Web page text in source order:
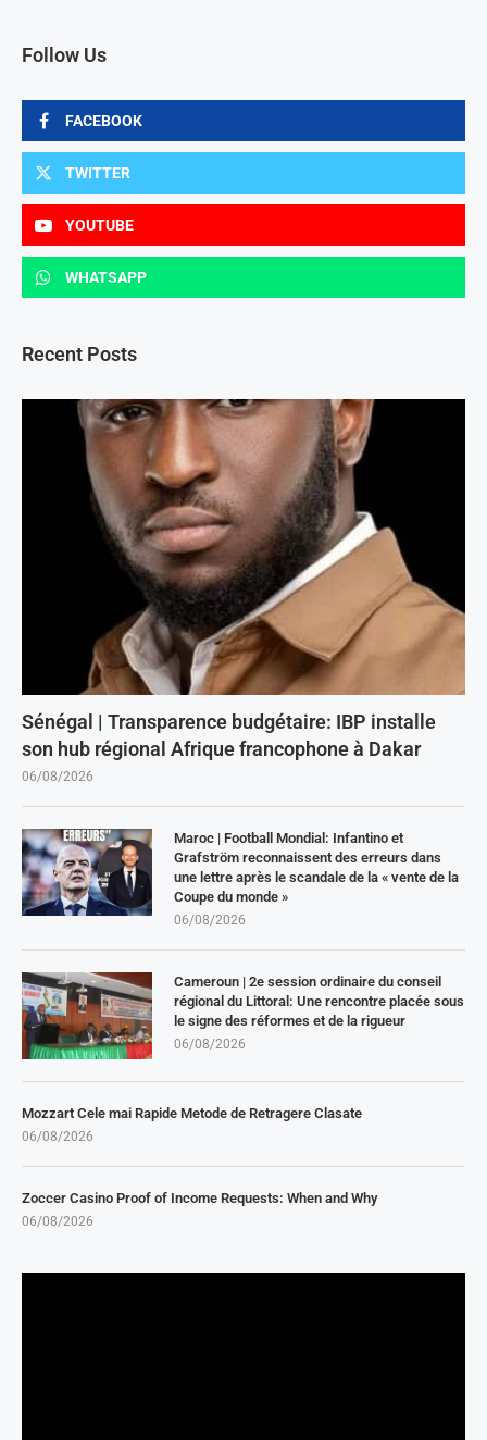
Follow Us
FACEBOOK
TWITTER
YOUTUBE
WHATSAPP
Recent Posts
Sénégal | Transparence budgétaire: IBP installe
son hub régional Afrique francophone à Dakar
06/08/2026
Maroc | Football Mondial: Infantino et
Grafström reconnaissent des erreurs dans
une lettre après le scandale de la « vente de la
Coupe du monde »
06/08/2026
Cameroun | 2e session ordinaire du conseil
régional du Littoral: Une rencontre placée sous
le signe des réformes et de la rigueur
06/08/2026
Mozzart Cele mai Rapide Metode de Retragere Clasate
06/08/2026
Zoccer Casino Proof of Income Requests: When and Why
06/08/2026